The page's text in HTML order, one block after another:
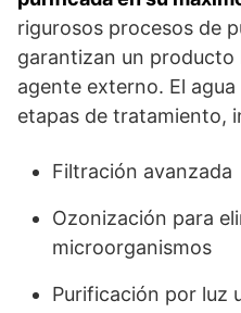
rigurosos procesos de
garantizan un producto
agente externo. El
etapas de tratamiento,
Filtración avanzada
Ozonización para
microorganismos
Purificación por luz